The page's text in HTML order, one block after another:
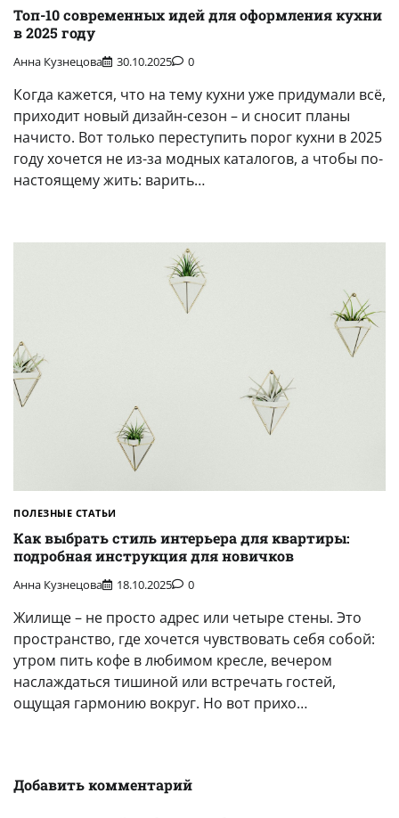
Топ-10 современных идей для оформления кухни
в 2025 году
Анна Кузнецова 30.10.2025 0
Когда кажется, что на тему кухни уже придумали всё,
приходит новый дизайн-сезон – и сносит планы
начисто. Вот только переступить порог кухни в 2025
году хочется не из-за модных каталогов, а чтобы по-
настоящему жить: варить…
ПОЛЕЗНЫЕ СТАТЬИ
Как выбрать стиль интерьера для квартиры:
подробная инструкция для новичков
Анна Кузнецова 18.10.2025 0
Жилище – не просто адрес или четыре стены. Это
пространство, где хочется чувствовать себя собой:
утром пить кофе в любимом кресле, вечером
наслаждаться тишиной или встречать гостей,
ощущая гармонию вокруг. Но вот прихо…
Добавить комментарий